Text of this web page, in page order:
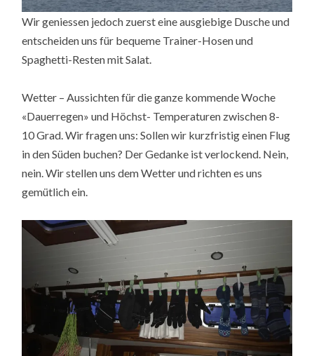
Wir geniessen jedoch zuerst eine ausgiebige Dusche und
entscheiden uns für bequeme Trainer-Hosen und
Spaghetti-Resten mit Salat.
Wetter – Aussichten für die ganze kommende Woche
«Dauerregen» und Höchst- Temperaturen zwischen 8-
10 Grad. Wir fragen uns: Sollen wir kurzfristig einen Flug
in den Süden buchen? Der Gedanke ist verlockend. Nein,
nein. Wir stellen uns dem Wetter und richten es uns
gemütlich ein.